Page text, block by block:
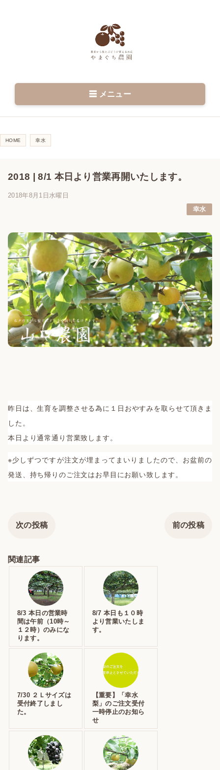
☰ メニュー
HOME 幸水
2018 | 8/1 本日より営業再開いたします。
2018年8月1日水曜日
幸水
昨日は、生育を調整させる為に１日おやすみを取らせて頂きま
した。
本日より通常通り営業致します。
※少しずつですが注文が埋まってまいりましたので、お盆前の
発送、持ち帰りのご注文はお早目にお願い致します。
次の投稿 前の投稿
関連記事
8/3 本日の営業時
間は午前（10時～
１２時）のみにな
ります。
8/7 本日も１０時
より営業いたしま
す。
7/30 ２Ｌサイズは
受付終了しまし
た。
【重要】「幸水
梨」のご注文受付
一時停止のお知ら
せ